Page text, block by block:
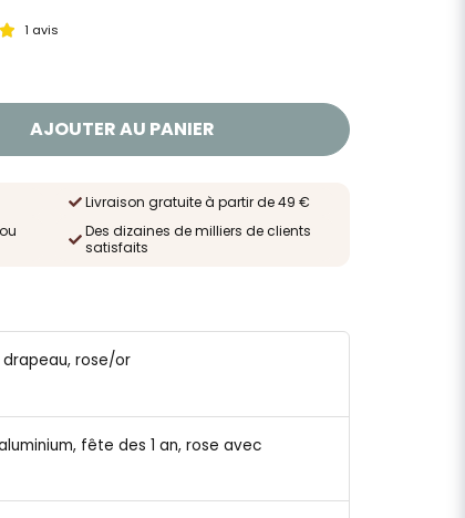
1 avis
AJOUTER AU PANIER
Livraison gratuite à partir de 49 €
Des dizaines de milliers de clients
satisfaits
drapeau, rose/or
fête des 1 an, rose avec